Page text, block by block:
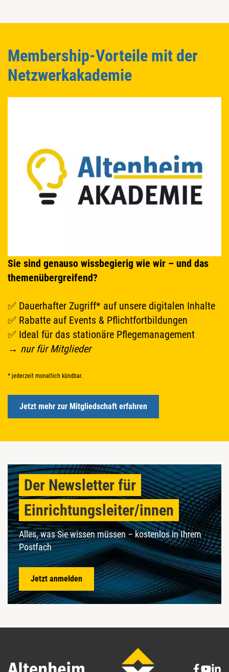
Membership-Vorteile mit der
Netzwerkakademie
Sie sind genauso wissbegierig wie wir – und das
themenübergreifend?
✅ Dauerhafter Zugriff* auf unsere digitalen Inhalte
✅ Rabatte auf Events & Pflichtfortbildungen
✅ Ideal für das stationäre Pflegemanagement
→ nur für Mitglieder
* jederzeit monatlich kündbar.
Jetzt mehr zur Mitgliedschaft erfahren
Der Newsletter für
Einrichtungsleiter/innen
Alles, was Sie wissen müssen – kostenlos in Ihrem
Postfach
Jetzt anmelden